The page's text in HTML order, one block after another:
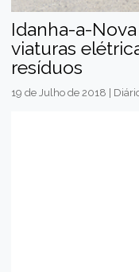
Idanha-a-
viaturas
resíduos
19 de Julho de 2018 |